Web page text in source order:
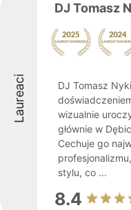
Laureaci
DJ Tomasz
DJ Tomasz
wizualnie
głównie w
Cechuje go
stylu, co ...
8.4